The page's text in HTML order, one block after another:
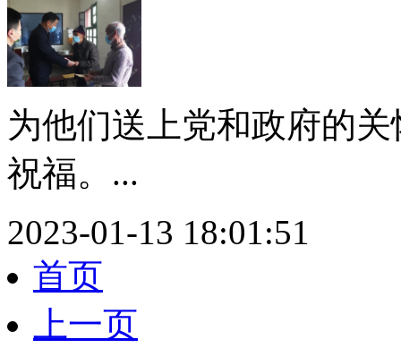
为他们送上党和政府的
祝福。...
2023-01-13 18:01:51
首页
上一页